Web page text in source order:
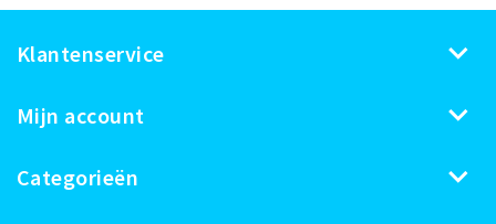
Klantenservice
Mijn account
Categorieën